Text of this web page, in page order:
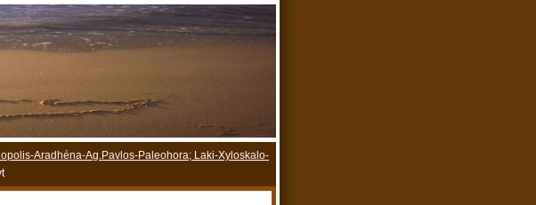
Aradhéna-Ag.Pavlos-Paleohora; Laki-Xyloskalo-